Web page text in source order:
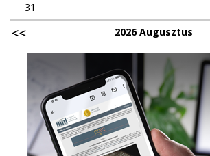
31
2026 Augusztus